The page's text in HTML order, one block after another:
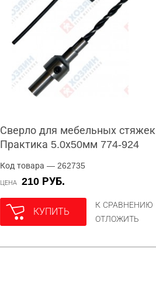
Сверло для мебельных стяжек
Практика 5.0х50мм 774-924
Код товара — 262735
ЦЕНА 210 РУБ.
КУПИТЬ
К СРАВНЕНИЮ
ОТЛОЖИТЬ